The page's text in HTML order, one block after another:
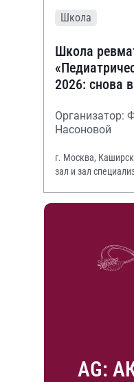
Школа
Школа
2026: снова
Организатор:
Насоновой
г. Москва,
зал и зал
AG: